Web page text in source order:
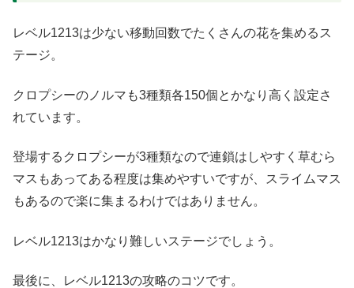
レベル1213は少ない移動回数でたくさんの花を集めるス
テージ。
クロプシーのノルマも3種類各150個とかなり高く設定さ
れています。
登場するクロプシーが3種類なので連鎖はしやすく草むら
マスもあってある程度は集めやすいですが、スライムマス
もあるので楽に集まるわけではありません。
レベル1213はかなり難しいステージでしょう。
最後に、レベル1213の攻略のコツです。